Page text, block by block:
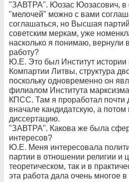
"ЗАВТРА". Юозас Юозасович, в
"мелочей" можно с вами
соглашаться, но Высшая
советским меркам, уже
насколько я понимаю, вернули
работу?
Ю.Е. Это был Институт истории
Компартии Литвы, структура
поскольку одновременно он
филиалом Института
КПСС. Там я проработал почти
вначале кандидатскую, а потом
диссертацию.
"ЗАВТРА". Какова же была
интересов?
Ю.Е. Меня интересовала
партии в отношении религии и
теоретическом, так и в
эта работа дала очень многое